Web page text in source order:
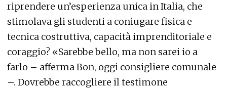
riprendere un’esperienza unica in Italia, che
stimolava gli studenti a coniugare fisica e
tecnica costruttiva, capacità imprenditoriale e
coraggio? «Sarebbe bello, ma non sarei io a
farlo – afferma Bon, oggi consigliere comunale
–. Dovrebbe raccogliere il testimone